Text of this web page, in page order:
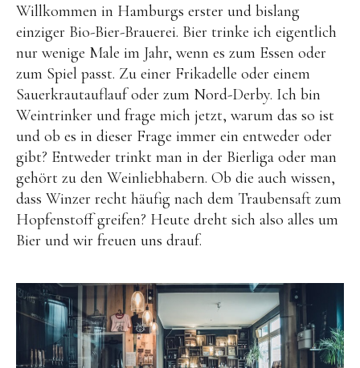
Willkommen in Hamburgs erster und bislang
einziger Bio-Bier-Brauerei. Bier trinke ich eigentlich
nur wenige Male im Jahr, wenn es zum Essen oder
zum Spiel passt. Zu einer Frikadelle oder einem
Sauerkrautauflauf oder zum Nord-Derby. Ich bin
Weintrinker und frage mich jetzt, warum das so ist
und ob es in dieser Frage immer ein entweder oder
gibt? Entweder trinkt man in der Bierliga oder man
gehört zu den Weinliebhabern. Ob die auch wissen,
dass Winzer recht häufig nach dem Traubensaft zum
Hopfenstoff greifen? Heute dreht sich also alles um
Bier und wir freuen uns drauf.